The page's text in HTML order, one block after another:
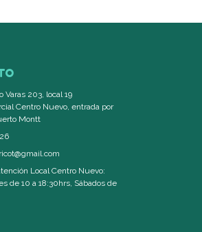
Varas 203, local 19
Centro Nuevo, entrada por
Montt
Local Centro Nuevo:
de 10 a 18:30hrs, Sábados de